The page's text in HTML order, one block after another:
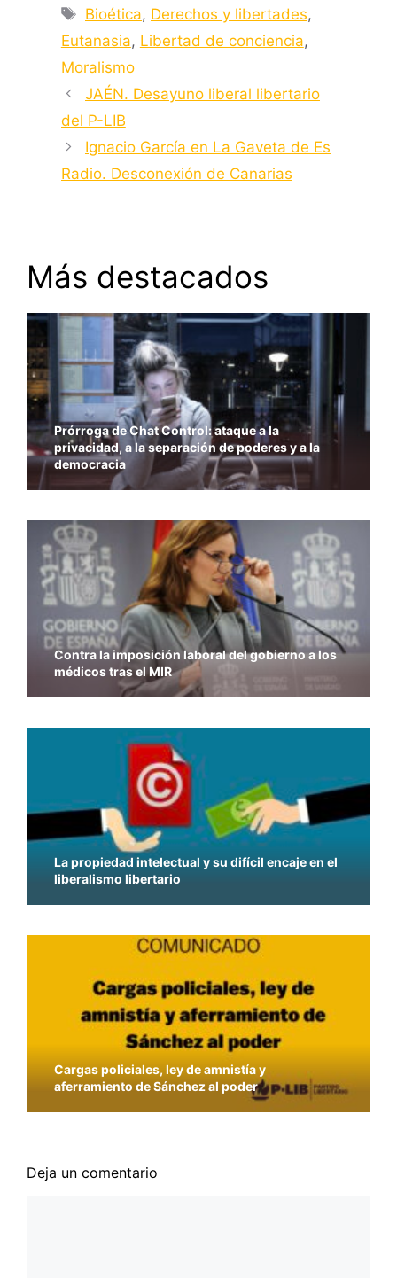
Etiquetas
Bioética, Derechos y libertades,
Eutanasia, Libertad de conciencia,
Moralismo
JAÉN. Desayuno liberal libertario
del P-LIB
Ignacio García en La Gaveta de Es
Radio. Desconexión de Canarias
Más destacados
Prórroga de Chat Control: ataque a la
privacidad, a la separación de poderes y a la
democracia
Contra la imposición laboral del gobierno a los
médicos tras el MIR
La propiedad intelectual y su difícil encaje en el
liberalismo libertario
Cargas policiales, ley de amnistía y
aferramiento de Sánchez al poder
Deja un comentario